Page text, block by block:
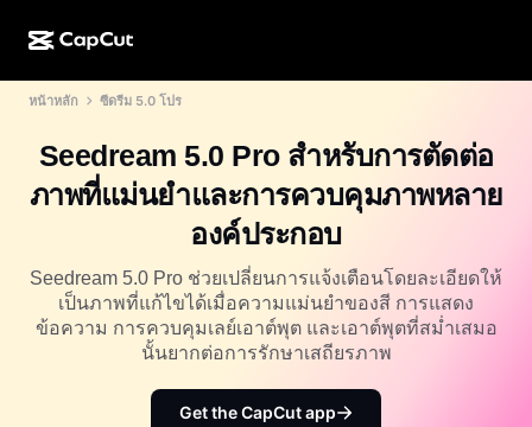
CapCut ออนไลน์
CapCut บนมือถือ
Dreamina AI
การดีไซน์ด้วย AI
ตัวสร้างวิดีโอ AI
เครื่องมือสร้างรูปภาพ AI
เครื่องมือปรับปรุงรูปภาพ AI
Dreamina Seedance 2.5
เครื่องมือ AI
เครื่องมือสร้างและแก้ไขวิดีโอ
เครื่องมือสร้างและแก้ไขรูปภาพ
เครื่องมือสร้างและแก้ไขเสียงพูด
แม่แบบเทศกาลวันหยุด
แม่แบบปฏิทิน
แม่แบบวันครบรอบ
ชุมชน
พันธมิตร
โปรแกรมไพโอเนียร์
โปรแกรมพันธมิตรเพื่อการสร้างสรรค์
หน้าหลัก ซีดรีม 5.0 โปร
Seedream 5.0 Pro สำหรับการตัดต่อ
ภาพที่แม่นยำและการควบคุมภาพหลาย
องค์ประกอบ
Seedream 5.0 Pro ช่วยเปลี่ยนการแจ้งเตือนโดยละเอียดให้
เป็นภาพที่แก้ไขได้เมื่อความแม่นยำของสี การแสดง
ข้อความ การควบคุมเลย์เอาต์พุต และเอาต์พุตที่สม่ำเสมอ
นั้นยากต่อการรักษาเสถียรภาพ
Get the CapCut app